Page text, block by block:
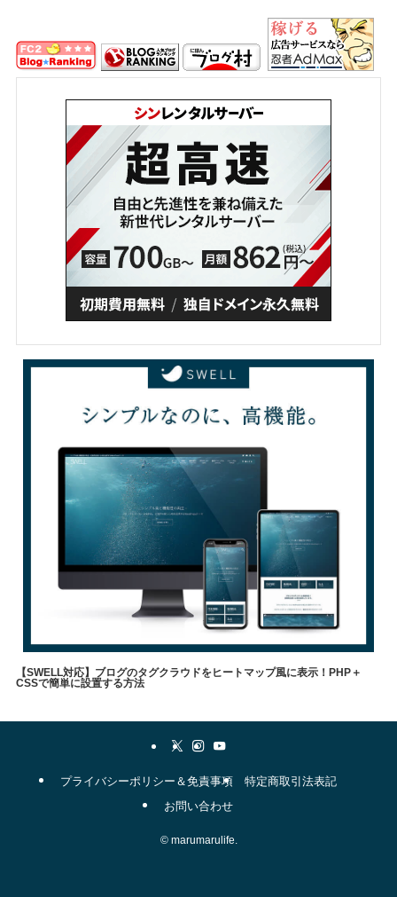
【SWELL対応】ブログのタグクラウドをヒートマップ風に表示！PHP＋
CSSで簡単に設置する方法
やりたいこと
プライバシーポリシー＆免責事項
特定商取引法表記
お問い合わせ
©marumarulife.